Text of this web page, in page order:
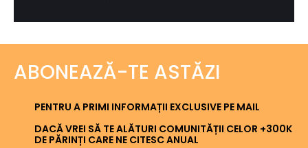
ABONEAZĂ-TE ASTĂZI
PENTRU A PRIMI INFORMAȚII EXCLUSIVE PE MAIL
DACĂ VREI SĂ TE ALĂTURI COMUNITĂȚII CELOR +300K
DE PĂRINȚI CARE NE CITESC ANUAL